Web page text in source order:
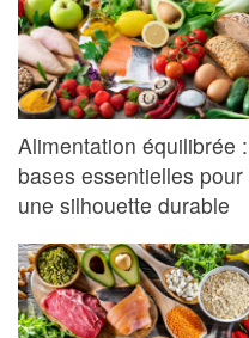
Alimentation équilibrée :
bases essentielles pour
une silhouette durable